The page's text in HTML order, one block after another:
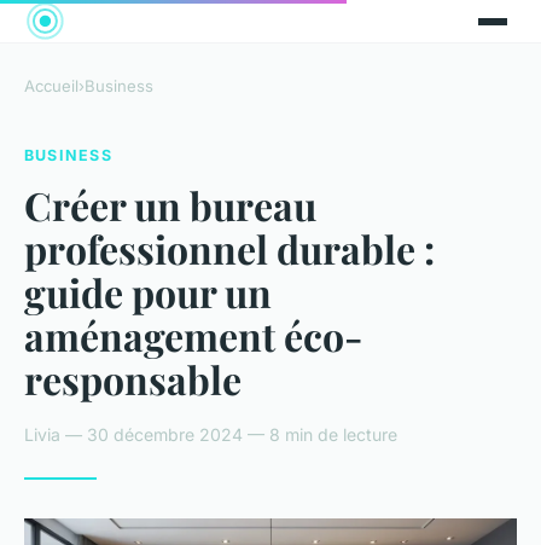
Accueil›Business
BUSINESS
Créer un bureau
professionnel durable :
guide pour un
aménagement éco-
responsable
Livia — 30 décembre 2024 — 8 min de lecture